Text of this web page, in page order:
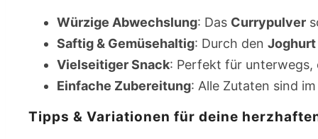
Würzige Abwechslung: Das Currypulver
Saftig & Gemüsehaltig: Durch den Joghurt
Vielseitiger Snack: Perfekt für unterwegs,
Einfache Zubereitung: Alle Zutaten sind
Tipps & Variationen für deine